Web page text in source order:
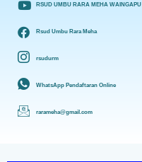
RSUD UMBU RARA MEHA WAINGAPU
Rsud Umbu Rara Meha
rsudurm
WhatsApp Pendaftaran Online
rarameha@gmail.com